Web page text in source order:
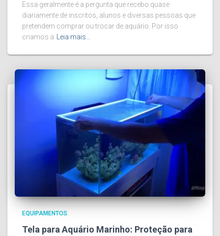
Essa geralmente é a pergunta que recebo quase
diariamente de inscritos, alunos e diversas pessoas que
pretendem comprar ou trocar de aquário. Por isso
criamos a Leia mais…
EQUIPAMENTOS
Tela para Aquário Marinho: Proteção para